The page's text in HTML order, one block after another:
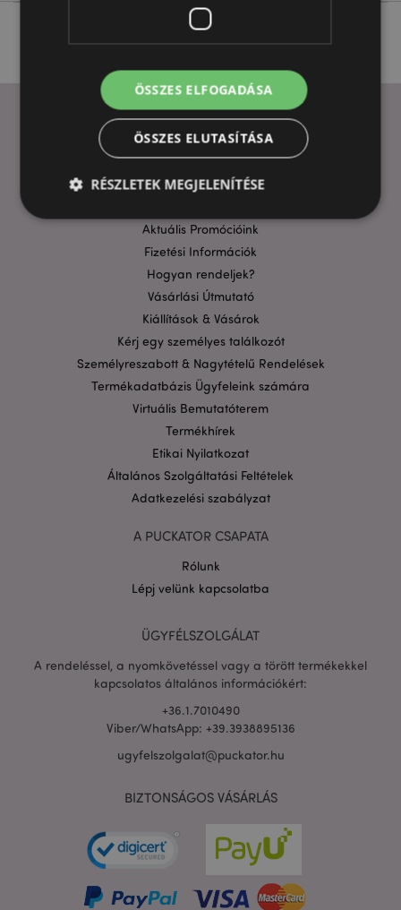
HASZNOS LINKEK
GYIK
Aktuális Promócióink
Fizetési Információk
Hogyan rendeljek?
Vásárlási Útmutató
Kiállítások & Vásárok
Kérj egy személyes találkozót
Személyreszabott & Nagytételű Rendelések
Termékadatbázis Ügyfeleink számára
Virtuális Bemutatóterem
Termékhírek
Etikai Nyilatkozat
Általános Szolgáltatási Feltételek
Adatkezelési szabályzat
A PUCKATOR CSAPATA
Rólunk
Lépj velünk kapcsolatba
ÜGYFÉLSZOLGÁLAT
A rendeléssel, a nyomkövetéssel vagy a törött termékekkel
kapcsolatos általános információkért:
+36.1.7010490
Viber/WhatsApp: +39.3938895136
ugyfelszolgalat@puckator.hu
BIZTONSÁGOS VÁSÁRLÁS
ÖSSZES ELFOGADÁSA
ÖSSZES ELUTASÍTÁSA
RÉSZLETEK MEGJELENÍTÉSE
Elengedhetetlenül szükséges
Funkcionalitás
A weboldal működéséhez feltétlenül szükséges sütik
lehetővé teszik a webhely alapvető funkcióit,
például a felhasználói bejelentkezést és a
fiókkezelést. A weboldal nem használható
megfelelően a feltétlenül szükséges sütik nélkül.
CookieScriptConsent